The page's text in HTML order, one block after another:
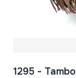
1295 -